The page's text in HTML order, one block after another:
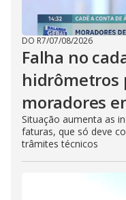
DO R7/07/08/2026
Falha no
hidrômetros
moradores
Situação aumenta as
faturas, que só deve
trâmites técnicos